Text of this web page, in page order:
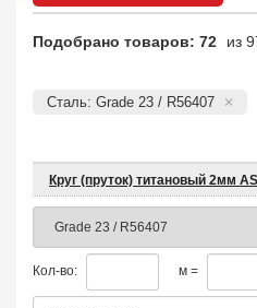
Подобрано товаров: 72 из
Сталь: Grade 23 / R56407
Круг (пруток) титановый 2мм
Кол-во: м =